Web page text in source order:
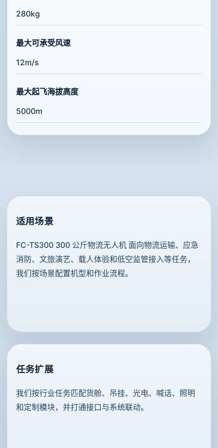
280kg
最大可承受风速
12m/s
最大起飞海拔高度
5000m
适用场景
FC-TS300 300 公斤物流无人机 面向物流运输、应急
消防、文旅演艺、载人体验和低空监管接入等任务，
我们按场景配置机型和作业流程。
任务扩展
我们按行业任务匹配货舱、吊挂、光电、喊话、照明
和定制模块，并打通接口与系统联动。